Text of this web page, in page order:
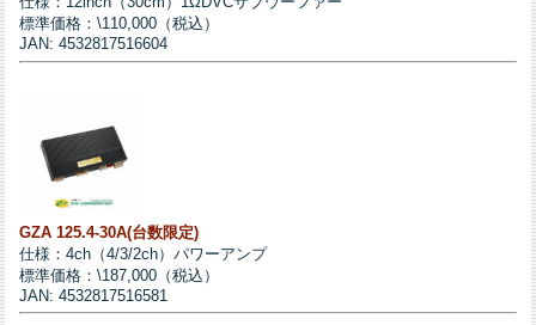
標準価格：\110,000（税込）
JAN: 4532817516604
GZA 125.4-30A(台数限定)
仕様：4ch（4/3/2ch）パワーアンプ
標準価格：\187,000（税込）
JAN: 4532817516581